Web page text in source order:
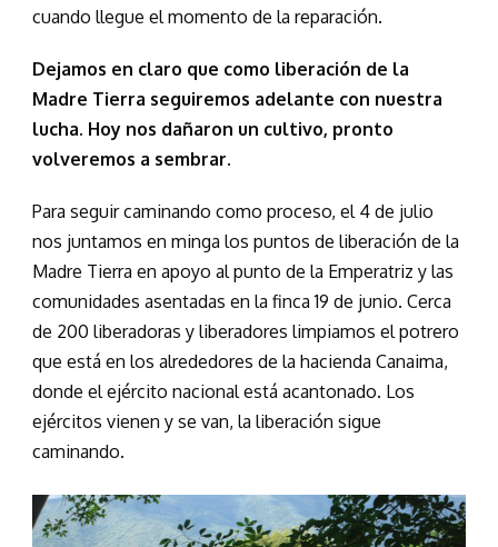
cuando llegue el momento de la reparación.
Dejamos en claro que como liberación de la
Madre Tierra seguiremos adelante con nuestra
lucha. Hoy nos dañaron un cultivo, pronto
volveremos a sembrar.
Para seguir caminando como proceso, el 4 de julio
nos juntamos en minga los puntos de liberación de la
Madre Tierra en apoyo al punto de la Emperatriz y las
comunidades asentadas en la finca 19 de junio. Cerca
de 200 liberadoras y liberadores limpiamos el potrero
que está en los alrededores de la hacienda Canaima,
donde el ejército nacional está acantonado. Los
ejércitos vienen y se van, la liberación sigue
caminando.